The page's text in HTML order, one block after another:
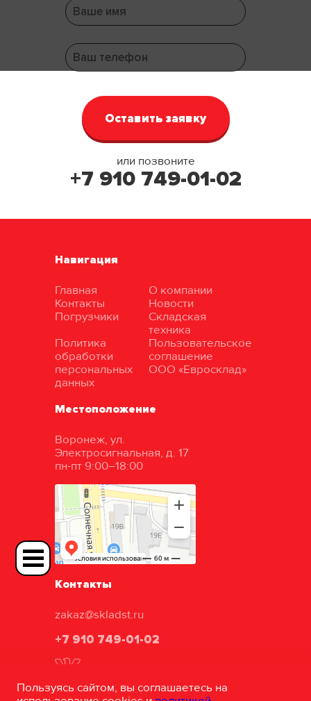
или позвоните
+7 910 749-01-02
Навигация
Главная
О компании
Контакты
Новости
Погрузчики
Складская
техника
Политика
обработки
персональных
данных
Пользовательское
соглашение
ООО «Евросклад»
Местоположение
Воронеж, ул.
Электросигнальная, д. 17
пн-пт 9:00–18:00
Контакты
zakaz@skladst.ru
+7 910 749-01-02
Пользуясь сайтом, вы соглашаетесь на